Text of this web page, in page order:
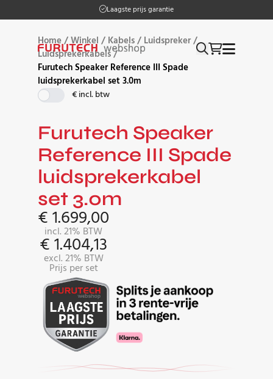
Laagste prijs garantie
Home/Winkel / Kabels/ Luidspreker/
Luidsprekerkabels/
Furutech Speaker Reference III Spade
luidsprekerkabel set 3.0m
€ incl. btw
Furutech Speaker
Reference III Spade
luidsprekerkabel
set 3.0m
€1.699,00
incl. 21% BTW
€1.404,13
excl. 21% BTW
Prijs per set